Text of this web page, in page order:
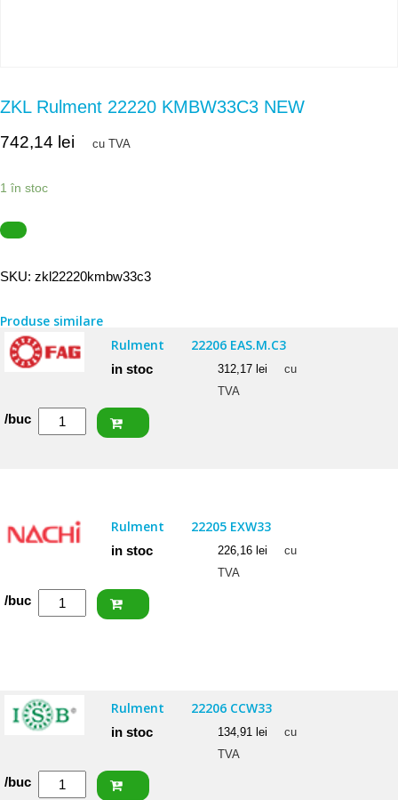
ZKL Rulment 22220 KMBW33C3 NEW
742,14 lei cu TVA
1 în stoc
SKU: zkl22220kmbw33c3
Produse similare
Rulment
22206 EAS.M.C3
in stoc 312,17 lei
cu
TVA
Cantitate
/buc
Rulment 22205 EXW33
in stoc 226,16 lei
cu
TVA
Cantitate
NACHI
/buc
Rulment 22206 CCW33
in stoc 134,91 lei
cu
TVA
Cantitate
/buc